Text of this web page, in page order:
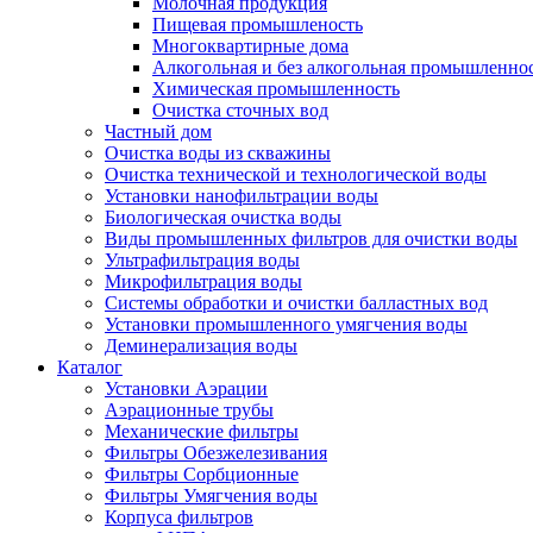
Пищевая промышленость
Многоквартирные дома
Алкогольная и без алкогольная
Химическая промышленность
Очистка сточных вод
Частный дом
Очистка воды из скважины
Очистка технической и технологической воды
Установки нанофильтрации воды
Биологическая очистка воды
Виды промышленных фильтров для очистки воды
Ультрафильтрация воды
Микрофильтрация воды
Системы обработки и очистки балластных вод
Установки промышленного умягчения воды
Деминерализация воды
Каталог
Установки Аэрации
Аэрационные трубы
Механические фильтры
Фильтры Обезжелезивания
Фильтры Сорбционные
Фильтры Умягчения воды
Корпуса фильтров